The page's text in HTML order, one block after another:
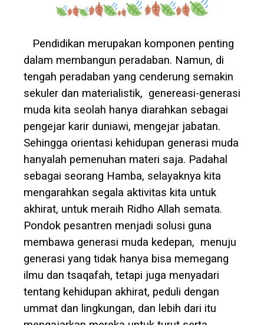
Pendidikan merupakan komponen penting
dalam membangun peradaban. Namun, di
tengah peradaban yang cenderung semakin
sekuler dan materialistik, genereasi-generasi
muda kita seolah hanya diarahkan sebagai
pengejar karir duniawi, mengejar jabatan.
Sehingga orientasi kehidupan generasi muda
hanyalah pemenuhan materi saja. Padahal
sebagai seorang Hamba, selayaknya kita
mengarahkan segala aktivitas kita untuk
akhirat, untuk meraih Ridho Allah semata.
Pondok pesantren menjadi solusi guna
membawa generasi muda kedepan, menuju
generasi yang tidak hanya bisa memegang
ilmu dan tsaqafah, tetapi juga menyadari
tentang kehidupan akhirat, peduli dengan
ummat dan lingkungan, dan lebih dari itu